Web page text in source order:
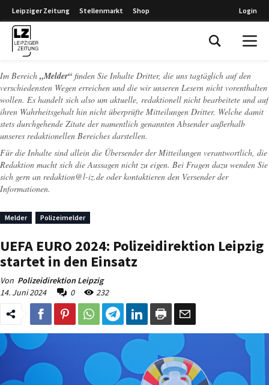
Leipziger Zeitung Stellenmarkt Shop Login
Im Bereich „Melder“ finden Sie Inhalte Dritter, die uns tagtäglich auf den
verschiedensten Wegen erreichen und die wir unseren Lesern nicht vorenthalten
wollen. Es handelt sich also um aktuelle, redaktionell nicht bearbeitete und auf
ihren Wahrheitsgehalt hin nicht überprüfte Mitteilungen Dritter. Welche damit
stets durchgehende Zitate der namentlich genannten Absender außerhalb
unseres redaktionellen Bereiches darstellen.
Für die Inhalte sind allein die Übersender der Mitteilungen verantwortlich, die
Redaktion macht sich die Aussagen nicht zu eigen. Bei Fragen dazu wenden Sie
sich gern an redaktion@l-iz.de oder kontaktieren den Versender der
Informationen.
Melder Polizeimelder
UEFA EURO 2024: Polizeidirektion Leipzig
startet in den Einsatz
Von Polizeidirektion Leipzig
14. Juni 2024
0 232